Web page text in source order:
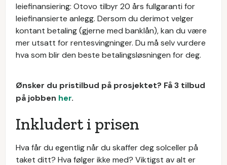
leiefinansiering: Otovo tilbyr 20 års fullgaranti for
leiefinansierte anlegg. Dersom du derimot velger
kontant betaling (gjerne med banklån), kan du være
mer utsatt for rentesvingninger. Du må selv vurdere
hva som blir den beste betalingsløsningen for deg.
Ønsker du pristilbud på prosjektet? Få 3 tilbud
på jobben her.
Inkludert i prisen
Hva får du egentlig når du skaffer deg solceller på
taket ditt? Hva følger ikke med? Viktigst av alt er